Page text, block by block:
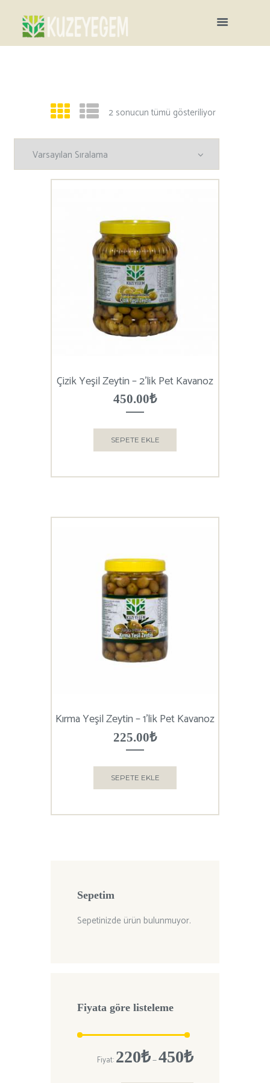
2 sonucun tümü gösteriliyor
Çizik Yeşil Zeytin – 2’lik Pet Kavanoz
450.00₺
SEPETE EKLE
Kırma Yeşil Zeytin – 1’lik Pet Kavanoz
225.00₺
SEPETE EKLE
Sepetim
Sepetinizde ürün bulunmuyor.
Fiyata göre listeleme
Fiyat:220₺—450₺